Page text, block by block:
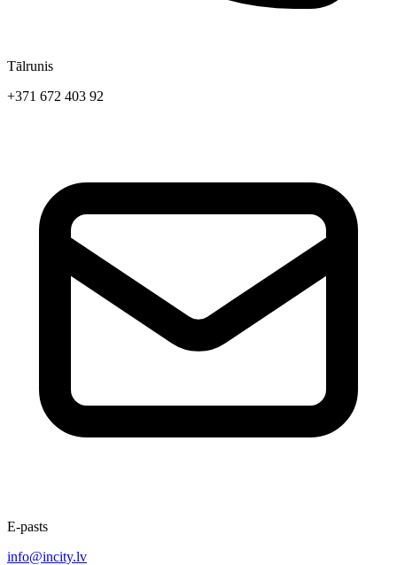
Tālrunis
+371 672 403 92
E-pasts
info@incity.lv